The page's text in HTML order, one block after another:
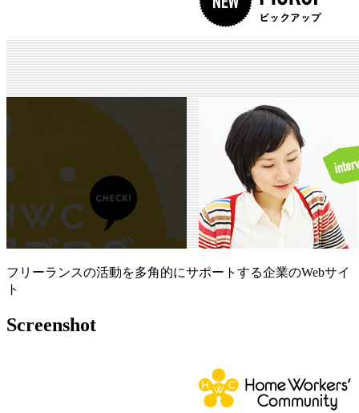
フリーランスの活動を多角的にサポートする企業のWebサイ
ト
Screenshot